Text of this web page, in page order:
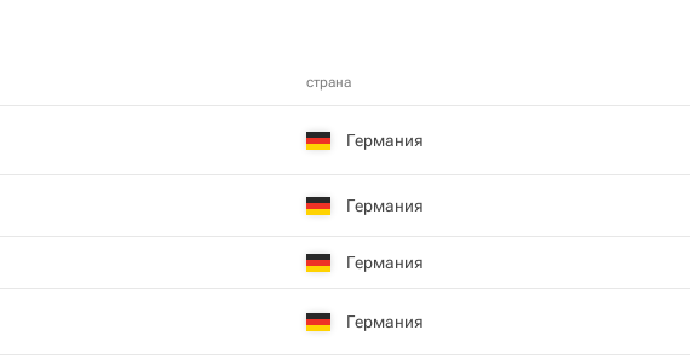
страна
Германия
Германия
Германия
Германия